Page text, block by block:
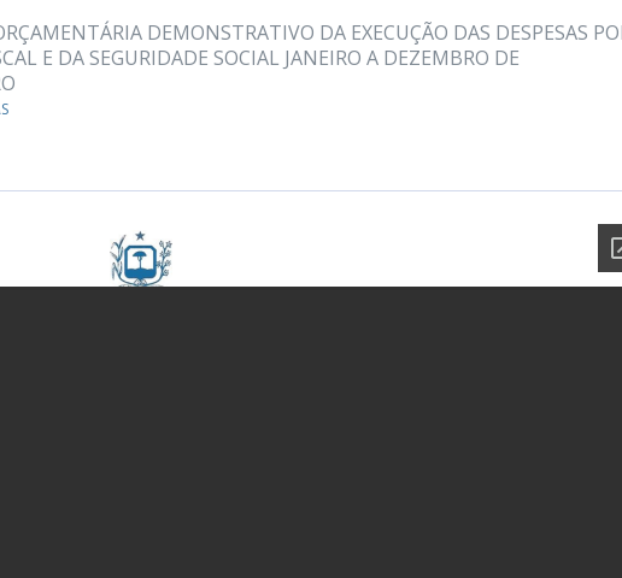
DEMONSTRATIVO DA EXECUÇÃO DAS DESPESAS
E DA SEGURIDADE SOCIAL JANEIRO A DEZEMBRO DE